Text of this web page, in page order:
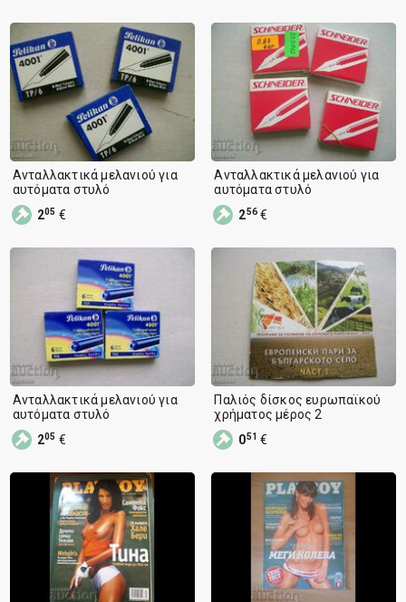
Ανταλλακτικά μελανιού για
αυτόματα στυλό
205 €
Ανταλλακτικά μελανιού για
αυτόματα στυλό
256 €
Ανταλλακτικά μελανιού για
αυτόματα στυλό
205 €
Παλιός δίσκος ευρωπαϊκού
χρήματος μέρος 2
051 €